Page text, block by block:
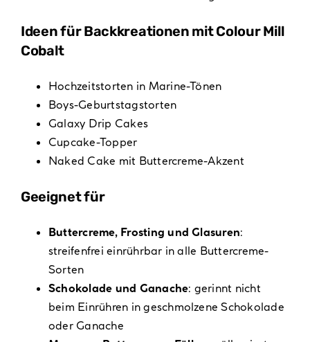
Ideen für Backkreationen mit Colour Mill
Cobalt
Hochzeitstorten in Marine-Tönen
Boys-Geburtstagstorten
Galaxy Drip Cakes
Cupcake-Topper
Naked Cake mit Buttercreme-Akzent
Geeignet für
Buttercreme, Frosting und Glasuren:
streifenfrei einrührbar in alle Buttercreme-
Sorten
Schokolade und Ganache: gerinnt nicht
beim Einrühren in geschmolzene Schokolade
oder Ganache